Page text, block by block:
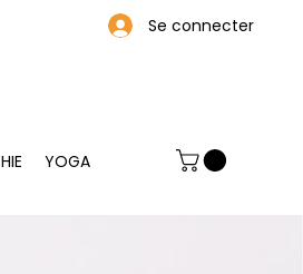
Se connecter
YOGA